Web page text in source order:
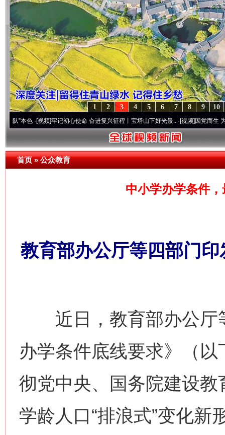
10
9
8
7
6
5
4
3
2
1
·[视频]牢记初心使命 奋进复兴征程丨宝塔山下好光景..·[视频]因党而生 为党而战
首页»公众教育
中小学办学条件
教育部办公厅等四部门
近日，教育部办公厅
办学条件底线要求》（
彻党中央、国务院建设
学龄人口“排浪式”变化